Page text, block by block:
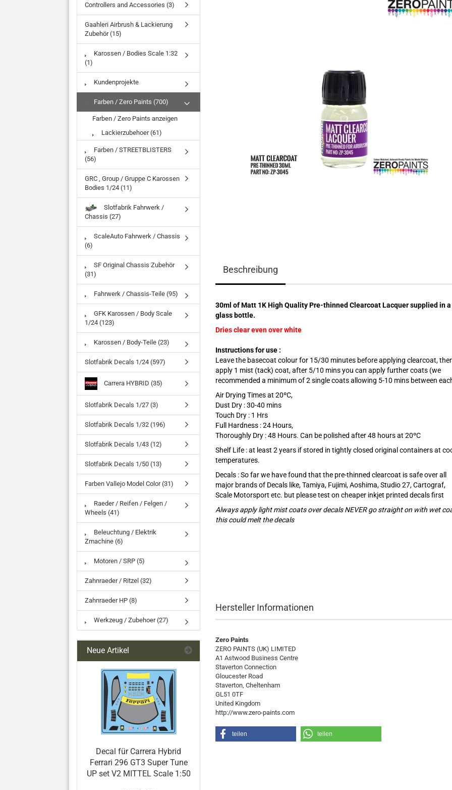
Beschreibung
30ml of Matt 1K High Quality Pre-thinned Clearcoat Lacquer supplied in a
glass bottle.
Dries clear even over white
Instructions for use :
Leave the basecoat colour for 15/30 minutes before applying clearcoat,
apply 1 mist (tack) coat, after 5/10 mins you can apply further coats (we
recommended a minimum of 2 single coats allowing 5-10 mins between
Air Drying Times at 20ºC,
Dust Dry : 30-40 mins
Touch Dry : 1 Hrs
Full Hardness : 24 Hours,
Thoroughly Dry : 48 Hours. Can be polished after 48 hours at 20ºC
Shelf Life : at least 2 years if stored in tightly closed original containers at
temperatures.
Decals : So far we have found that the pre-thinned clearcoat is safe over all
major brands of Decals like, Tamiya, Fujimi, Aoshima, Studio 27, Cartograf,
Scale Motorsport etc. but please test on cheaper inkjet printed decals first
Always apply light mist coats over decals NEVER go straight on with wet
this could melt the decals
Hersteller Informationen
Zero Paints
ZERO PAINTS (UK) LIMITED
A1 Astwood Business Centre
Staverton Connection
Gloucester Road
Staverton, Cheltenham
GL51 0TF
United Kingdom
http://www.zero-paints.com
teilen teilen
Controllers and Accessories (3)
Gaahleri Airbrush & Lackierung
Zubehör (15)
Karossen / Bodies Scale 1:32
(1)
Kundenprojekte
Farben / Zero Paints (700)
Farben / Zero Paints anzeigen
Lackierzubehoer (61)
Farben / STREETBLISTERS
(56)
GRC , Group / Gruppe C Karossen
Bodies 1/24 (11)
Slotfabrik Fahrwerk /
Chassis (27)
ScaleAuto Fahrwerk / Chassis
(6)
SF Original Chassis Zubehör
(31)
Fahrwerk / Chassis-Teile (95)
GFK Karossen / Body Scale
1/24 (123)
Karossen / Body-Teile (23)
Slotfabrik Decals 1/24 (597)
Carrera HYBRID (35)
Slotfabrik Decals 1/27 (3)
Slotfabrik Decals 1/32 (196)
Slotfabrik Decals 1/43 (12)
Slotfabrik Decals 1/50 (13)
Farben Vallejo Model Color (31)
Raeder / Reifen / Felgen /
Wheels (41)
Beleuchtung / Elektrik
Zmachine (6)
Motoren / SRP (5)
Zahnraeder / Ritzel (32)
Zahnraeder HP (8)
Werkzeug / Zubehoer (27)
Neue Artikel
Decal für Carrera Hybrid
Ferrari 296 GT3 Super Tune
UP set V2 MITTEL Scale 1:50